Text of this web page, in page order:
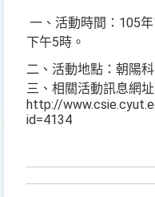
一、活動時間：105
下午5時。
二、活動地點：朝陽
三、相關活動訊息網址
http://
id=4134